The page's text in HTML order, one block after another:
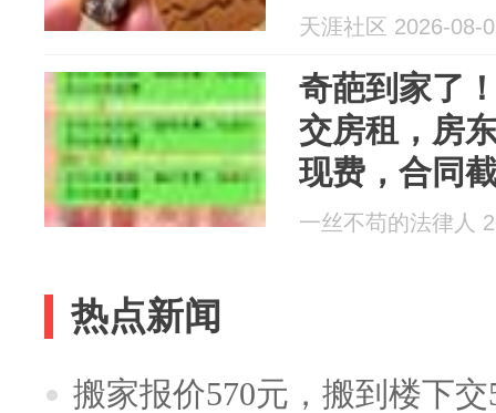
天涯社区 2026-08-
奇葩到家了
交房租，房
现费，合同
火
一丝不苟的法律人
热点新闻
搬家报价570元，搬到楼下